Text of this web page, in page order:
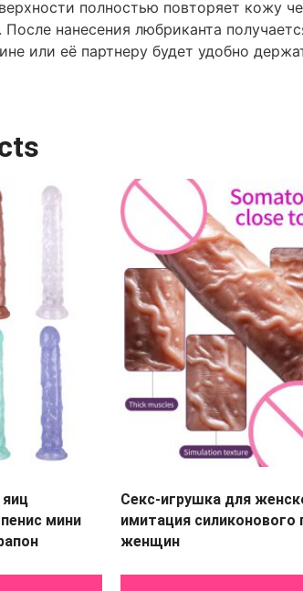
полностью повторяет кожу
После нанесения любриканта
или её партнеру будет удобно
мини
Секс-игрушка для
имитация силиконового
женщин